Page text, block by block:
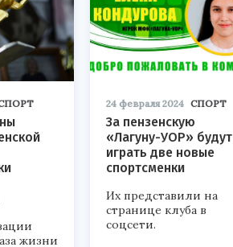
жизни
24 февраля 2024 СПОРТ
За пензенскую
«Лагуну-УОР» будут
играть две новые
спортсменки
Их представили на
странице клуба в
соцсети.